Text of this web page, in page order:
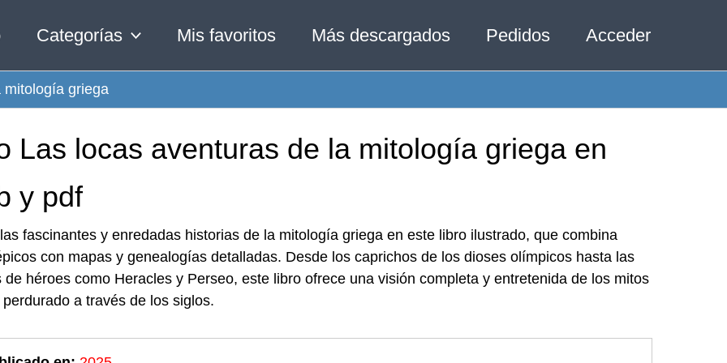
Categorías Mis favoritos Más descargados Pedidos Acceder
mitología griega
Las locas aventuras de la mitología griega en
y pdf
fascinantes y enredadas historias de la mitología griega en este libro ilustrado, que combina
con mapas y genealogías detalladas. Desde los caprichos de los dioses olímpicos hasta las
de héroes como Heracles y Perseo, este libro ofrece una visión completa y entretenida de los mitos
a través de los siglos.